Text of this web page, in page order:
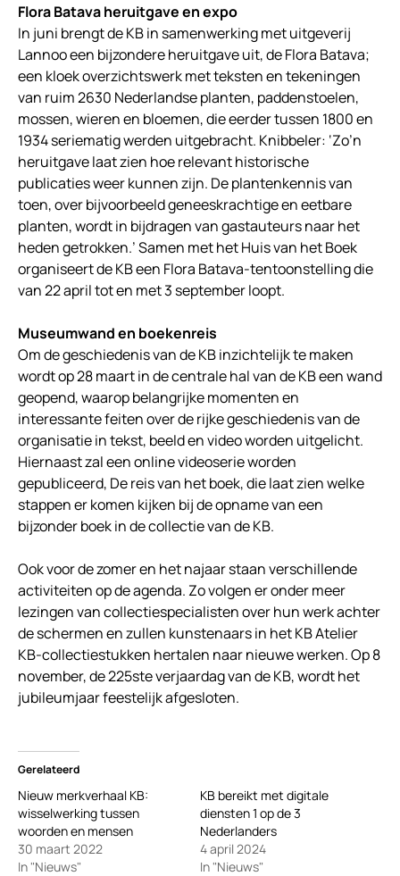
Flora Batava heruitgave en expo
In juni brengt de KB in samenwerking met uitgeverij
Lannoo een bijzondere heruitgave uit, de Flora Batava;
een kloek overzichtswerk met teksten en tekeningen
van ruim 2630 Nederlandse planten, paddenstoelen,
mossen, wieren en bloemen, die eerder tussen 1800 en
1934 seriematig werden uitgebracht. Knibbeler: ‘Zo’n
heruitgave laat zien hoe relevant historische
publicaties weer kunnen zijn. De plantenkennis van
toen, over bijvoorbeeld geneeskrachtige en eetbare
planten, wordt in bijdragen van gastauteurs naar het
heden getrokken.’ Samen met het Huis van het Boek
organiseert de KB een Flora Batava-tentoonstelling die
van 22 april tot en met 3 september loopt.
Museumwand en boekenreis
Om de geschiedenis van de KB inzichtelijk te maken
wordt op 28 maart in de centrale hal van de KB een wand
geopend, waarop belangrijke momenten en
interessante feiten over de rijke geschiedenis van de
organisatie in tekst, beeld en video worden uitgelicht.
Hiernaast zal een online videoserie worden
gepubliceerd, De reis van het boek, die laat zien welke
stappen er komen kijken bij de opname van een
bijzonder boek in de collectie van de KB.
Ook voor de zomer en het najaar staan verschillende
activiteiten op de agenda. Zo volgen er onder meer
lezingen van collectiespecialisten over hun werk achter
de schermen en zullen kunstenaars in het KB Atelier
KB-collectiestukken hertalen naar nieuwe werken. Op 8
november, de 225ste verjaardag van de KB, wordt het
jubileumjaar feestelijk afgesloten.
Gerelateerd
Nieuw merkverhaal KB:
wisselwerking tussen
woorden en mensen
30 maart 2022
In "Nieuws"
KB bereikt met digitale
diensten 1 op de 3
Nederlanders
4 april 2024
In "Nieuws"